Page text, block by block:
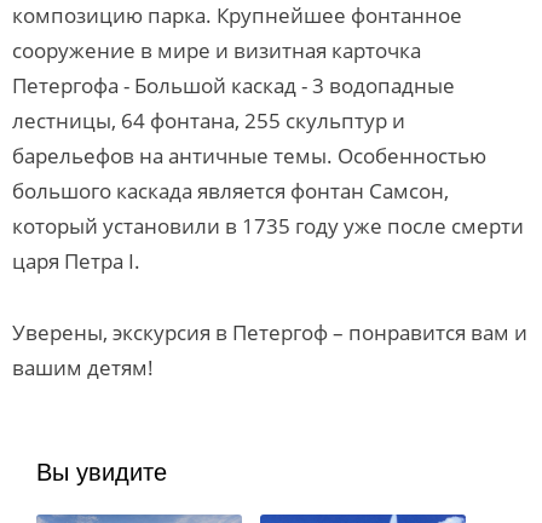
композицию парка. Крупнейшее фонтанное
сооружение в мире и визитная карточка
Петергофа - Большой каскад - 3 водопадные
лестницы, 64 фонтана, 255 скульптур и
барельефов на античные темы. Особенностью
большого каскада является фонтан Самсон,
который установили в 1735 году уже после смерти
царя Петра I.
Уверены, экскурсия в Петергоф – понравится вам и
вашим детям!
Вы увидите